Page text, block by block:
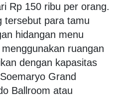
Rp 150 ribu per orang.
tersebut para tamu
hidangan menu
ruangan
dengan kapasitas
Grand
Ballroom atau